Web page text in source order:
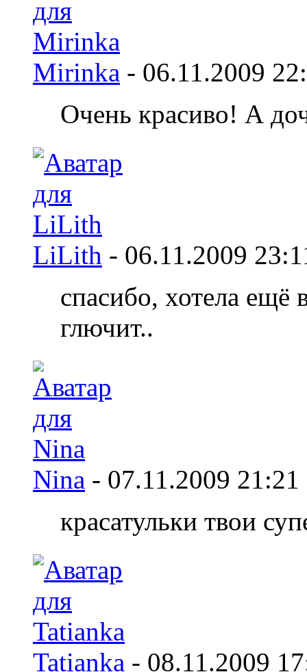
Mirinka - 06.11.2009
Очень красиво! А
LiLith - 06.11.2009
спасибо, хотела ещё
глючит..
Nina - 07.11.2009 21:21
красатульки твои
Tatianka - 08.11.2009